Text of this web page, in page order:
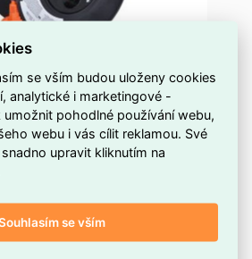
přívod - na bubnu, 25m,
3x 1,5mm2 SOLIGHT PB03
více než 5 ks
PB03
ELOSOS1501028
8595092108786
se vším budou uloženy cookies
analytické i marketingové -
pohodlné používání webu,
webu i vás cílit reklamou. Své
upravit kliknutím na
se vším